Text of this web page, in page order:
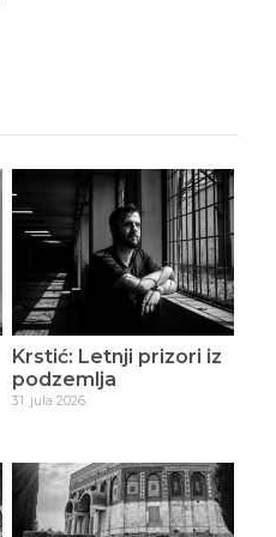
Krstić: Letnji prizori iz
podzemlja
31. jula 2026.